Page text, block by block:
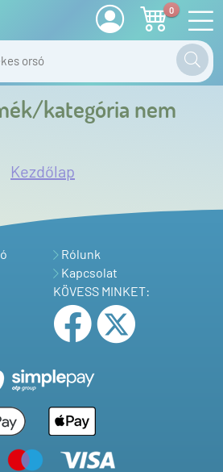
0
kategória nem
Kezdőlap
Rólunk
Kapcsolat
KÖVESS MINKET: